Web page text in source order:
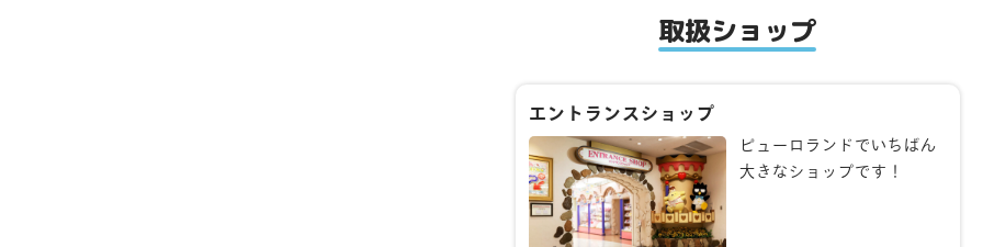
取扱ショップ
エントランスショップ
ピューロランドでいちばん
大きなショップです！